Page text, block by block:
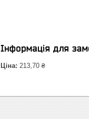
Інформація для
Ціна: 213,70 ₴